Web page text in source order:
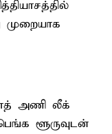
முறையாக
அணி லீக்
ளூருவுடன்